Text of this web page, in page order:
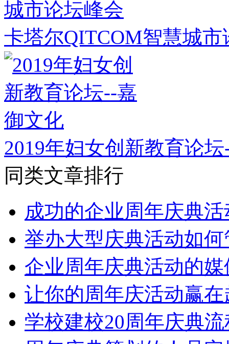
卡塔尔QITCOM智慧城市
2019年妇女创新教育论
同类文章排行
成功的企业周年庆典
举办大型庆典活动如
企业周年庆典活动的
让你的周年庆活动赢
学校建校20周年庆典